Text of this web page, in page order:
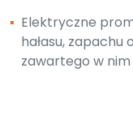
▪ Elektryczne
hałasu, zapachu
zawartego w nim